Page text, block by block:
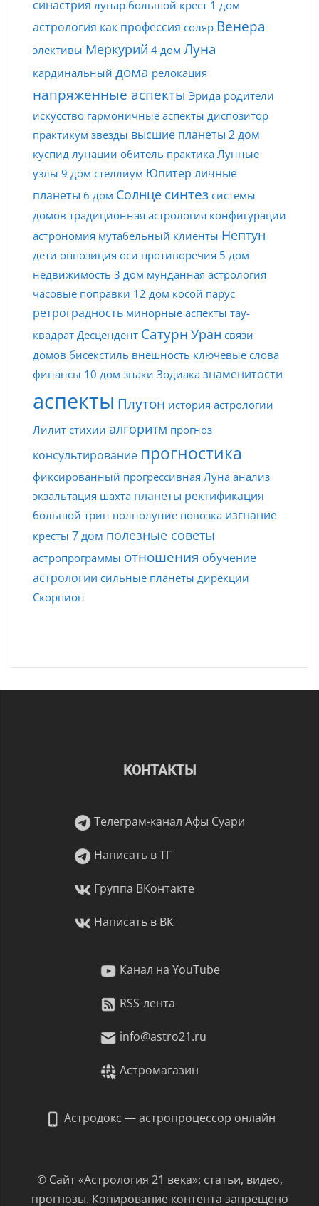
синастрия лунар большой крест 1 дом
астрология как профессия соляр Венера
элективы Меркурий 4 дом Луна
кардинальный дома релокация
напряженные аспекты Эрида родители
искусство гармоничные аспекты диспозитор
практикум звезды высшие планеты 2 дом
куспид лунации обитель практика Лунные
узлы 9 дом стеллиум Юпитер личные
планеты 6 дом Солнце синтез системы
домов традиционная астрология конфигурации
астрономия мутабельный клиенты Нептун
дети оппозиция оси противоречия 5 дом
недвижимость 3 дом мунданная астрология
часовые поправки 12 дом косой парус
ретроградность минорные аспекты тау-
квадрат Десцендент Сатурн Уран связи
домов бисекстиль внешность ключевые слова
финансы 10 дом знаки Зодиака знаменитости
аспекты Плутон история астрологии
Лилит стихии алгоритм прогноз
консультирование прогностика
фиксированный прогрессивная Луна анализ
экзальтация шахта планеты ректификация
большой трин полнолуние повозка изгнание
кресты 7 дом полезные советы
астропрограммы отношения обучение
астрологии сильные планеты дирекции
Скорпион
КОНТАКТЫ
Телеграм-канал Афы Суари
Написать в ТГ
Группа ВКонтакте
Написать в ВК
Канал на YouTube
RSS-лента
info@astro21.ru
Астромагазин
Астродокс — астропроцессор онлайн
© Сайт «Астрология 21 века»: статьи, видео,
прогнозы. Копирование контента запрещено